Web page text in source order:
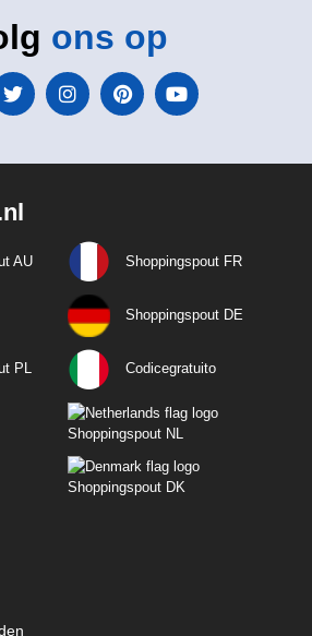
ons op
AU Shoppingspout FR
Shoppingspout DE
PL Codicegratuito
Shoppingspout NL
Shoppingspout DK